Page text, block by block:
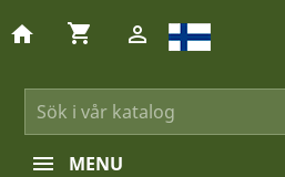
home shopping_cart 
MENU